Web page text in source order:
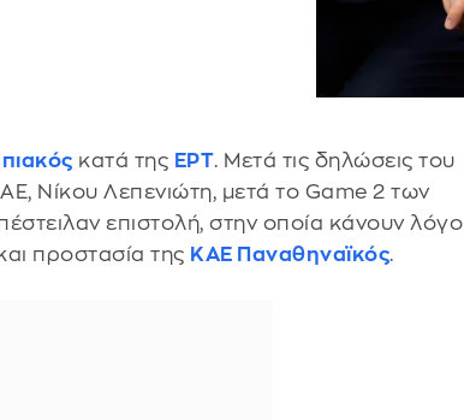
κατά της ΕΡΤ. Μετά τις δηλώσεις του
Νίκου Λεπενιώτη, μετά το Game 2 των
επιστολή, στην οποία κάνουν λόγο
προστασία της ΚΑΕ Παναθηναϊκός.